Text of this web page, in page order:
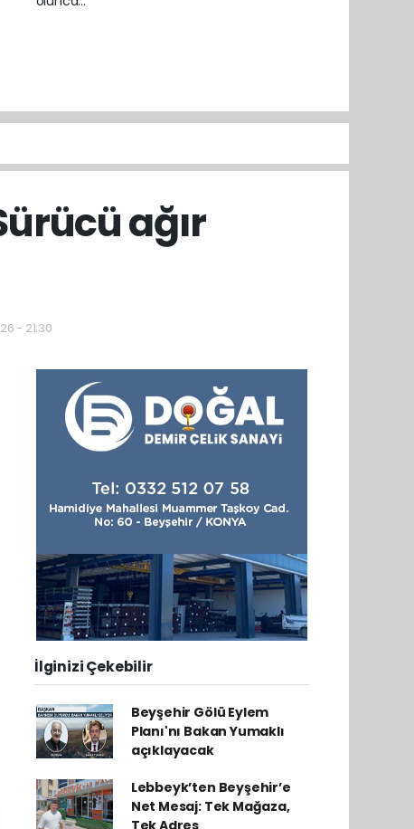
ağır
- 21:30
İlginizi Çekebilir
Beyşehir Gölü Eylem
Planı'nı Bakan Yumaklı
açıklayacak
Lebbeyk’ten Beyşehir’e
Net Mesaj: Tek Mağaza,
Tek Adres